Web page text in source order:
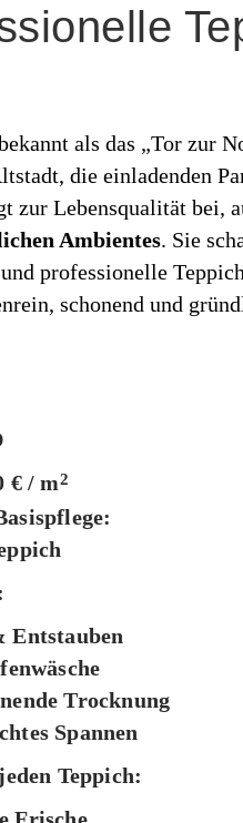
als das „Tor zur
die einladenden
zur Lebensqualität bei,
Ambientes. Sie
professionelle
schonend und
€ / m2
Entstauben
Trocknung
Spannen
Teppich: